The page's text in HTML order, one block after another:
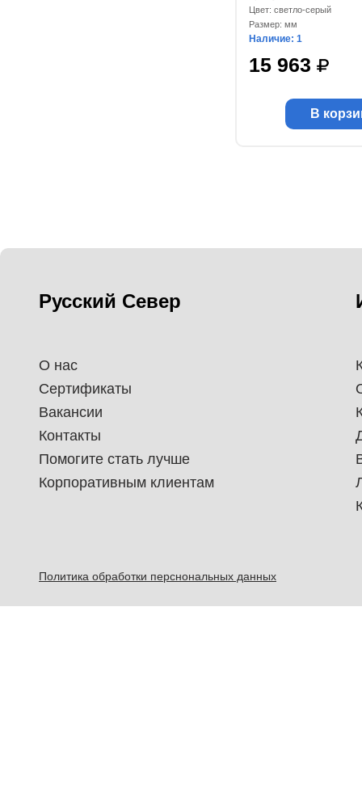
мощности
комплект,
Цвет: светло-серый
Размер: мм
Наличие: 1
15 963
В
Русский Север
О нас
Сертификаты
Вакансии
Контакты
Помогите стать лучше
Корпоративным клиентам
Политика обработки перснональных данных